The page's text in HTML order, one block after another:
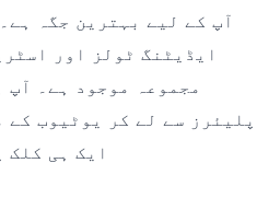
آپ کے لیے بہترین جگہ
ایڈیٹنگ ٹولز اور
مجموعہ موجود ہے۔ آپ
پلیئرز سے لے کر یوٹیوب کے
ایک ہی کلک